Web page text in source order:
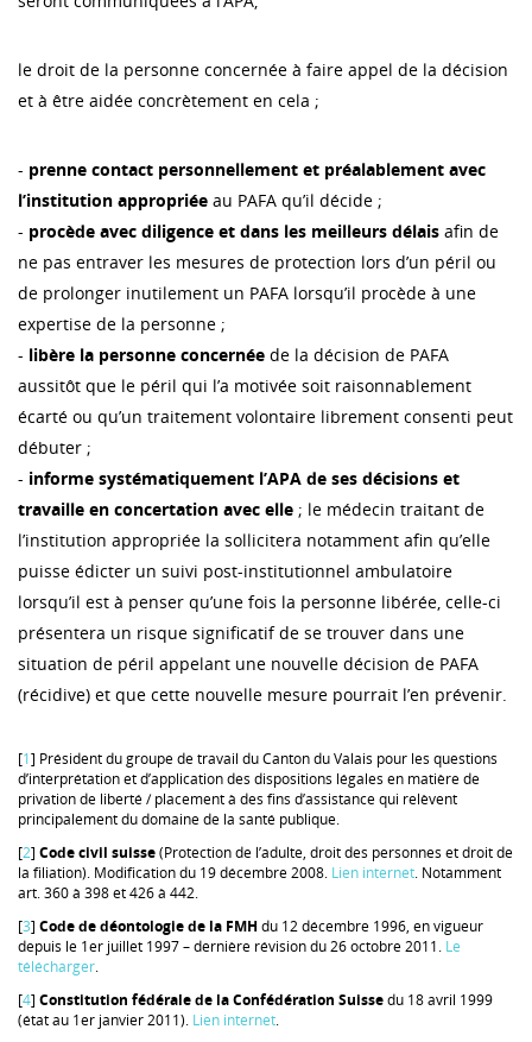
le droit de la personne concernée à faire appel de la décision
et à être aidée concrètement en cela ;
- prenne contact personnellement et préalablement avec
l’institution appropriée au PAFA qu’il décide ;
- procède avec diligence et dans les meilleurs délais afin de
ne pas entraver les mesures de protection lors d’un péril ou
de prolonger inutilement un PAFA lorsqu’il procède à une
expertise de la personne ;
- libère la personne concernée de la décision de PAFA
aussitôt que le péril qui l’a motivée soit raisonnablement
écarté ou qu’un traitement volontaire librement consenti peut
débuter ;
- informe systématiquement l’APA de ses décisions et
travaille en concertation avec elle ; le médecin traitant de
l’institution appropriée la sollicitera notamment afin qu’elle
puisse édicter un suivi post-institutionnel ambulatoire
lorsqu’il est à penser qu’une fois la personne libérée, celle-ci
présentera un risque significatif de se trouver dans une
situation de péril appelant une nouvelle décision de PAFA
(récidive) et que cette nouvelle mesure pourrait l’en prévenir.
[1] Président du groupe de travail du Canton du Valais pour les questions
d’interprétation et d’application des dispositions légales en matière de
privation de liberté / placement à des fins d’assistance qui relèvent
principalement du domaine de la santé publique.
[2] Code civil suisse(Protection de l’adulte, droit des personnes et droit de
la filiation). Modification du 19 décembre 2008. Lien internet. Notamment
art. 360 à 398 et 426 à 442.
[3] Code de déontologie de la FMHdu 12 décembre 1996, en vigueur
depuis le 1er juillet 1997 – dernière révision du 26 octobre 2011. Le
télécharger.
[4] Constitution fédérale de la Confédération Suissedu 18 avril 1999
(état au 1er janvier 2011). Lien internet.